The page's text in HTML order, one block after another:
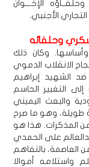
الإخـــوان
التجاري الأجنبي.
وحلفائه
وكان ذلك
الانقلاب الدموي
يوم 11 تشرين الأول/ أكتوبر 1977 ضد الشهيد إبراهيم
التغيير الحاسم
والبعث اليميني
طويلة، وهو ما صرح
المذكرات. هذا هو
على الحمدي
العاصمة، بالتفاهم
أموالا